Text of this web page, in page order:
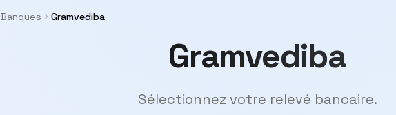
Banques Gramvediba
Gramvediba
Sélectionnez votre relevé bancaire.